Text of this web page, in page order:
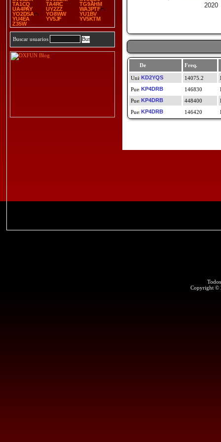
TA1CQ
TA4RC
TG9AHM
UA4PAY
UY2ZZ
WA3PTF
YO2DSA
YO8WW
YU1BV
YU4EA
YV5JF
YV5KTM
Z35W
Buscar usuarios
2020
De Freq.
KD2YQS
14075.2
KP4DRB
146830
KP4DRB
448400
KP4DRB
146420
Copyright ©